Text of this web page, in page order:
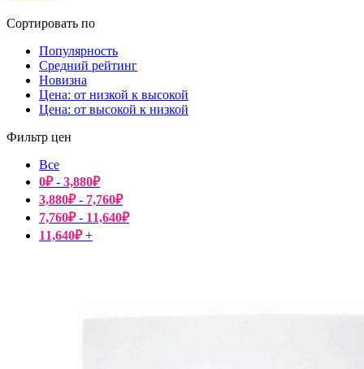
Сортировать по
Популярность
Средний рейтинг
Новизна
Цена: от низкой к высокой
Цена: от высокой к низкой
Фильтр цен
Все
0₽- 3,880₽
3,880₽- 7,760₽
7,760₽- 11,640₽
11,640₽+